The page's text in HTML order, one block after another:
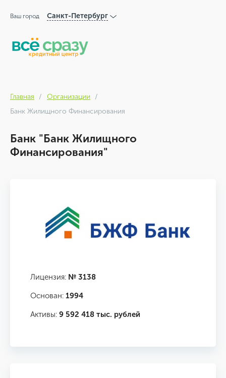
Ваш город Санкт-Петербург
Главная
Организации
Банк Жилищного Финансирования
Банк "Банк Жилищного
Финансирования"
Лицензия: № 3138
Основан: 1994
Активы: 9 592 418 тыс. рублей